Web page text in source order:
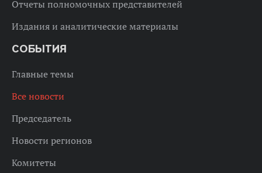
Отчеты полномочных представителей
Издания и аналитические материалы
СОБЫТИЯ
Главные темы
Все новости
Председатель
Новости регионов
Комитеты